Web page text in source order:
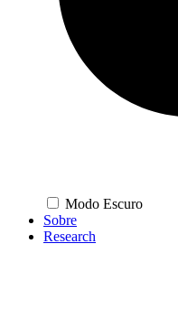
Modo Escuro
Sobre
Research